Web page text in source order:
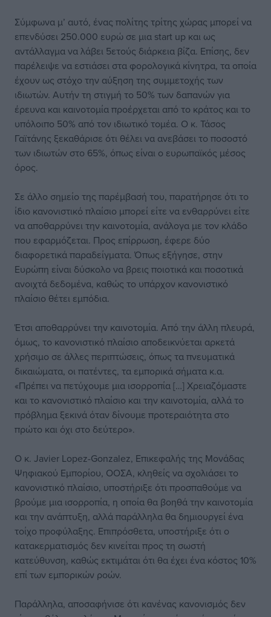
Σύμφωνα μ’ αυτό, ένας πολίτης τρίτης χώρας μπορεί να
επενδύσει 250.000 ευρώ σε μια start up και ως
αντάλλαγμα να λάβει 5ετούς διάρκεια βίζα. Επίσης, δεν
παρέλειψε να εστιάσει στα φορολογικά κίνητρα, τα οποία
έχουν ως στόχο την αύξηση της συμμετοχής των
ιδιωτών. Αυτήν τη στιγμή το 50% των δαπανών για
έρευνα και καινοτομία προέρχεται από το κράτος και το
υπόλοιπο 50% από τον ιδιωτικό τομέα. Ο κ. Τάσος
Γαϊτάνης ξεκαθάρισε ότι θέλει να ανεβάσει το ποσοστό
των ιδιωτών στο 65%, όπως είναι ο ευρωπαϊκός μέσος
όρος.
Σε άλλο σημείο της παρέμβασή του, παρατήρησε ότι το
ίδιο κανονιστικό πλαίσιο μπορεί είτε να ενθαρρύνει είτε
να αποθαρρύνει την καινοτομία, ανάλογα με τον κλάδο
που εφαρμόζεται. Προς επίρρωση, έφερε δύο
διαφορετικά παραδείγματα. Όπως εξήγησε, στην
Ευρώπη είναι δύσκολο να βρεις ποιοτικά και ποσοτικά
ανοιχτά δεδομένα, καθώς το υπάρχον κανονιστικό
πλαίσιο θέτει εμπόδια.
Έτσι αποθαρρύνει την καινοτομία. Από την άλλη πλευρά,
όμως, το κανονιστικό πλαίσιο αποδεικνύεται αρκετά
χρήσιμο σε άλλες περιπτώσεις, όπως τα πνευματικά
δικαιώματα, οι πατέντες, τα εμπορικά σήματα κ.α.
«Πρέπει να πετύχουμε μια ισορροπία […] Χρειαζόμαστε
και το κανονιστικό πλαίσιο και την καινοτομία, αλλά το
πρόβλημα ξεκινά όταν δίνουμε προτεραιότητα στο
πρώτο και όχι στο δεύτερο».
Ο κ. Javier Lopez-Gonzalez, Επικεφαλής της Μονάδας
Ψηφιακού Εμπορίου, ΟΟΣΑ, κληθείς να σχολιάσει το
κανονιστικό πλαίσιο, υποστήριξε ότι προσπαθούμε να
βρούμε μια ισορροπία, η οποία θα βοηθά την καινοτομία
και την ανάπτυξη, αλλά παράλληλα θα δημιουργεί ένα
τοίχο προφύλαξης. Επιπρόσθετα, υποστήριξε ότι ο
κατακερματισμός δεν κινείται προς τη σωστή
κατεύθυνση, καθώς εκτιμάται ότι θα έχει ένα κόστος 10%
επί των εμπορικών ροών.
Παράλληλα, αποσαφήνισε ότι κανένας κανονισμός δεν